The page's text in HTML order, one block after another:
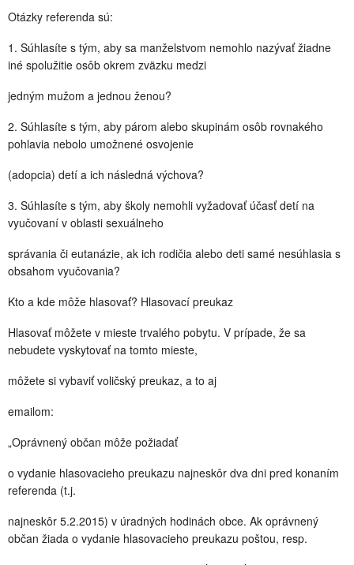
Otázky referenda sú:
1. Súhlasíte s tým, aby sa manželstvom nemohlo nazývať žiadne
iné spolužitie osôb okrem zväzku medzi
jedným mužom a jednou ženou?
2. Súhlasíte s tým, aby párom alebo skupinám osôb rovnakého
pohlavia nebolo umožnené osvojenie
(adopcia) detí a ich následná výchova?
3. Súhlasíte s tým, aby školy nemohli vyžadovať účasť detí na
vyučovaní v oblasti sexuálneho
správania či eutanázie, ak ich rodičia alebo deti samé nesúhlasia s
obsahom vyučovania?
Kto a kde môže hlasovať? Hlasovací preukaz
Hlasovať môžete v mieste trvalého pobytu. V prípade, že sa
nebudete vyskytovať na tomto mieste,
môžete si vybaviť voličský preukaz, a to aj
emailom:
„Oprávnený občan môže požiadať
o vydanie hlasovacieho preukazu najneskôr dva dni pred konaním
referenda (t.j.
najneskôr 5.2.2015) v úradných hodinách obce. Ak oprávnený
občan žiada o vydanie hlasovacieho preukazu poštou, resp.